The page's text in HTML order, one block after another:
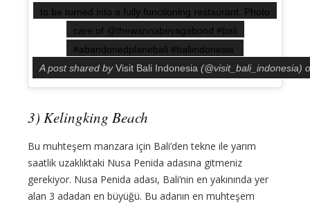
to be turned into a fully functioning restaurant. Photo
care of @thewannabevagabond #bali
#abandonedplanebali #baliindonesia
A post shared byVisit Bali Indonesia (@visit_bali_indonesia)
3) Kelingking Beach
Bu muhteşem manzara için Bali’den tekne ile yarım
saatlik uzaklıktaki Nusa Penida adasına gitmeniz
gerekiyor. Nusa Penida adası, Bali’nin en yakınında yer
alan 3 adadan en büyüğü. Bu adanın en muhteşem